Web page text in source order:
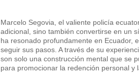
Marcelo Segovia, el valiente policía
adicional, sino también convertirse en un
ha resonado profundamente en Ecuador,
seguir sus pasos. A través de su
son solo una construcción mental que se
para promocionar la redención personal y